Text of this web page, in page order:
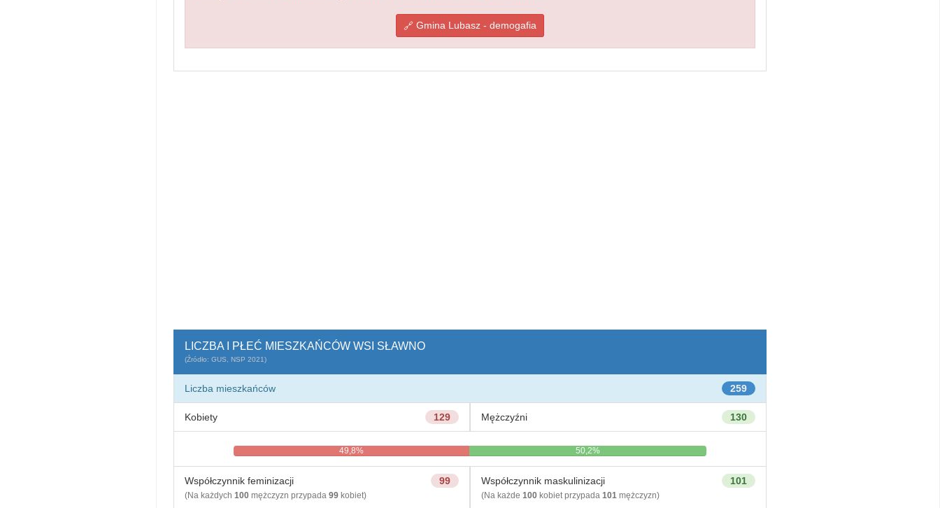
Gmina Lubasz - demogafia
LICZBA I PŁEĆ MIESZKAŃCÓW WSI SŁAWNO
(Źródło: GUS, NSP 2021)
259
Liczba mieszkańców
129
Kobiety 130
Mężczyźni
49,8% 50,2%
99
Współczynnik feminizacji
(Na każdych 100mężczyzn przypada 99kobiet)
101
Współczynnik maskulinizacji
(Na każde 100kobiet przypada 101mężczyzn)